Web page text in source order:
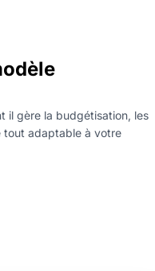
il gère la budgétisation, les
tout adaptable à votre